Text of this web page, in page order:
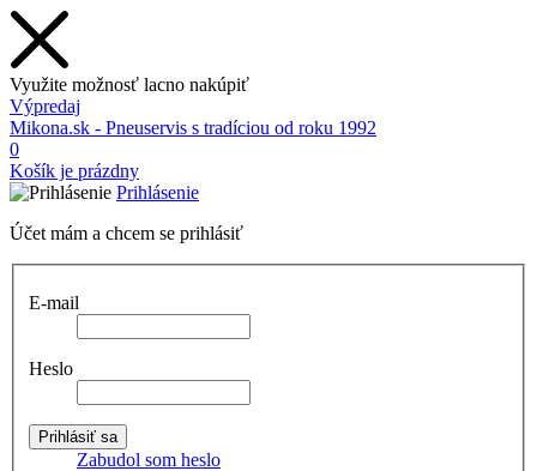
Využite možnosť lacno nakúpiť
Výpredaj
Mikona.sk - Pneuservis s tradíciou od roku 1992
0
Košík je prázdny
Prihlásenie
Účet mám a chcem se prihlásiť
E-mail
Heslo
Zabudol som heslo